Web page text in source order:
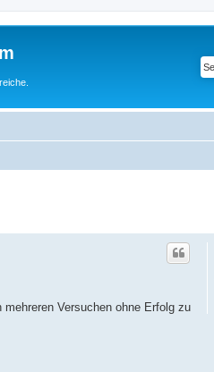
Versuchen ohne Erfolg zu